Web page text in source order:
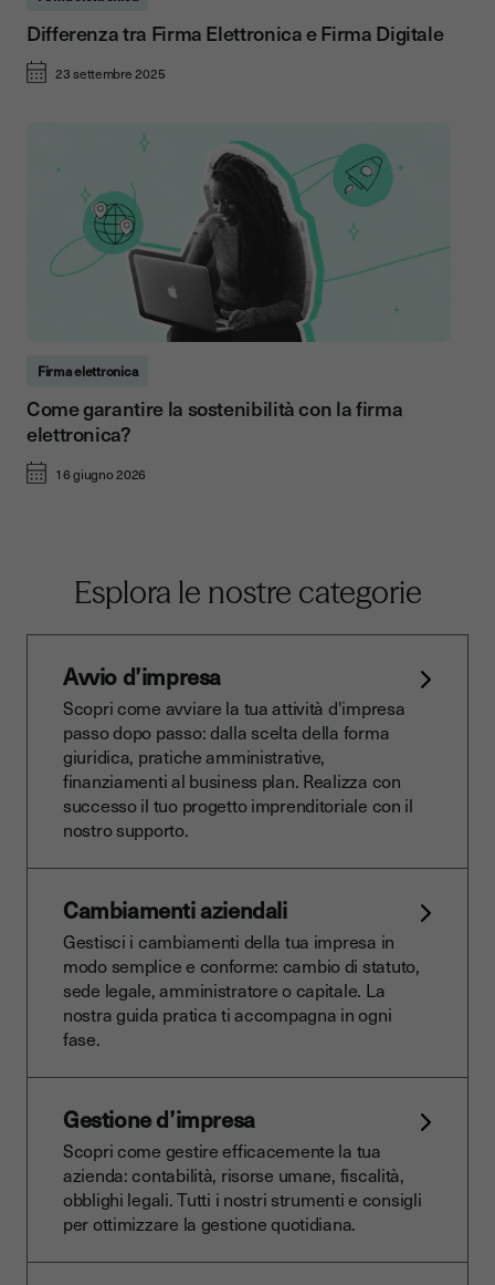
Differenza tra Firma Elettronica e Firma Digitale
23 settembre 2025
Firma elettronica
Come garantire la sostenibilità con la firma
elettronica?
16 giugno 2026
Esplora le nostre categorie
Avvio d’impresa
Scopri come avviare la tua attività d'impresa
passo dopo passo: dalla scelta della forma
giuridica, pratiche amministrative,
finanziamenti al business plan. Realizza con
successo il tuo progetto imprenditoriale con il
nostro supporto.
Cambiamenti aziendali
Gestisci i cambiamenti della tua impresa in
modo semplice e conforme: cambio di statuto,
sede legale, amministratore o capitale. La
nostra guida pratica ti accompagna in ogni
fase.
Gestione d’impresa
Scopri come gestire efficacemente la tua
azienda: contabilità, risorse umane, fiscalità,
obblighi legali. Tutti i nostri strumenti e consigli
per ottimizzare la gestione quotidiana.